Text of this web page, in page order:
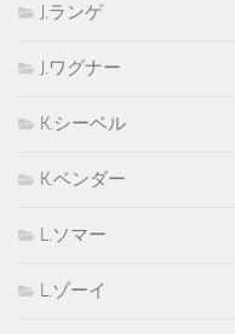
J.ランゲ
J.ワグナー
K.シーベル
K.ベンダー
L.ソマー
L.ゾーイ